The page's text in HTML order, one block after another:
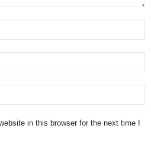
in this browser for the next time I